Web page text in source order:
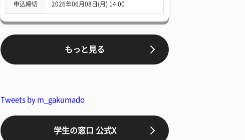
申込締切 2026年06月08日(月) 14:00
もっと見る
Tweets by m_gakumado
学生の窓口 公式X